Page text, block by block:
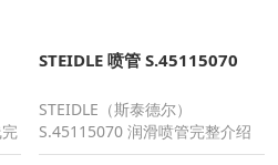
STEIDLE 喷管 S.45115070
STEIDLE（斯泰德尔）
S.45115070 润滑喷管完整介绍
一、基础信息品牌：STEIDLE